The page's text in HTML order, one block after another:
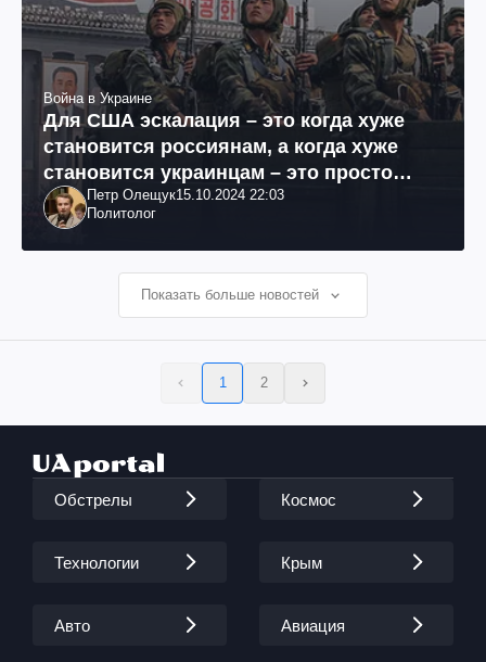
Война в Украине
Для США эскалация – это когда хуже
становится россиянам, а когда хуже
становится украинцам – это просто
очередные проблемы украинцев
Петр Олещук15.10.2024 22:03
Политолог
Показать больше новостей
1 2
Обстрелы Космос
Технологии Крым
Авто Авиация